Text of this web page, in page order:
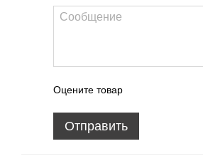
Оцените товар
Отправить